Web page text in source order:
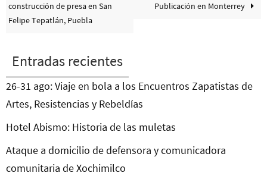
construcción de presa en San
Felipe Tepatlán, Puebla
Publicación en Monterrey
Entradas recientes
26-31 ago: Viaje en bola a los Encuentros Zapatistas de
Artes, Resistencias y Rebeldías
Hotel Abismo: Historia de las muletas
Ataque a domicilio de defensora y comunicadora
comunitaria de Xochimilco